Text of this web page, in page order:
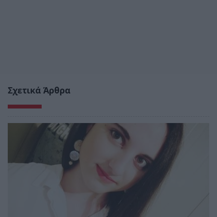
Σχετικά Άρθρα